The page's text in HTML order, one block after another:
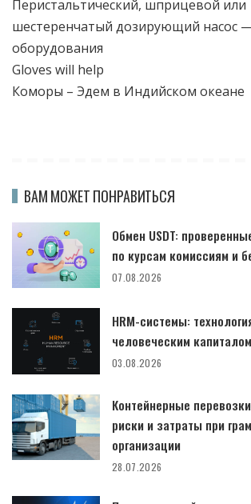
Перистальтический, шприцевой или
шестеренчатый дозирующий насос
оборудования
Gloves will help
Коморы – Эдем в Индийском океане
ВАМ МОЖЕТ ПОНРАВИТЬСЯ
Обмен USDT:
по курсам комиссиям и
07.08.2026
HRM-системы:
человеческим капиталом
03.08.2026
Контейнерные
риски и затраты при
организации
28.07.2026